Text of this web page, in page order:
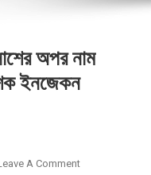
অপর নাম
ইনজেকন
A CommentOn